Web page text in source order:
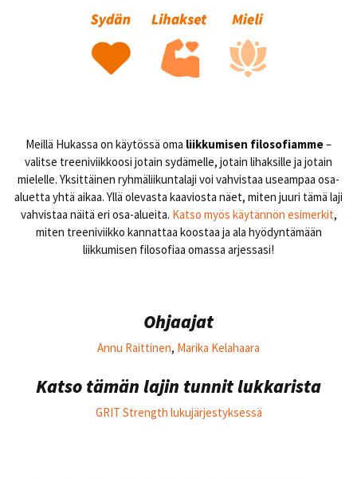
Meillä Hukassa on käytössä oma liikkumisen filosofiamme–
valitse treeniviikkoosi jotain sydämelle, jotain lihaksille ja jotain
mielelle. Yksittäinen ryhmäliikuntalaji voi vahvistaa useampaa osa-
aluetta yhtä aikaa. Yllä olevasta kaaviosta näet, miten juuri tämä laji
vahvistaa näitä eri osa-alueita. Katso myös käytännön esimerkit,
miten treeniviikko kannattaa koostaa ja ala hyödyntämään
liikkumisen filosofiaa omassa arjessasi!
Ohjaajat
Annu Raittinen, Marika Kelahaara
Katso tämän lajin tunnit lukkarista
GRIT Strength lukujärjestyksessä